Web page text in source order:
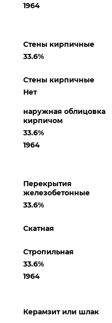
1964
Стены кирпичные
33.6%
Стены кирпичные
Нет
наружная облицовка
кирпичом
33.6%
1964
Перекрытия
железобетонные
33.6%
Скатная
Стропильная
33.6%
1964
Керамзит или шлак